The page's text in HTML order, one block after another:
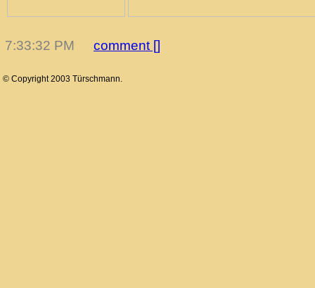
7:33:32 PM comment []
© Copyright 2003 Türschmann.